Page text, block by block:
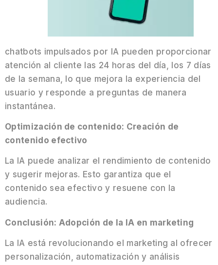
chatbots impulsados por IA pueden proporcionar
atención al cliente las 24 horas del día, los 7 días
de la semana, lo que mejora la experiencia del
usuario y responde a preguntas de manera
instantánea.
Optimización de contenido: Creación de
contenido efectivo
La IA puede analizar el rendimiento de contenido
y sugerir mejoras. Esto garantiza que el
contenido sea efectivo y resuene con la
audiencia.
Conclusión: Adopción de la IA en marketing
La IA está revolucionando el marketing al ofrecer
personalización, automatización y análisis